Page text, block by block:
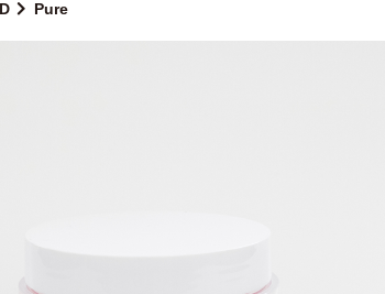
Pure